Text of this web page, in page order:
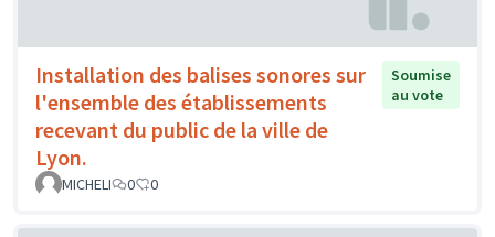
Installation des balises sonores sur
l'ensemble des établissements
recevant du public de la ville de
Lyon.
Soumise
au vote
MICHELI 0 0